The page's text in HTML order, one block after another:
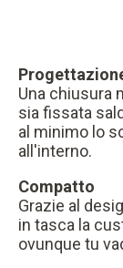
Una chiusura
sia fissata
al minimo lo
all'interno.
Compatto
Grazie al
in tasca la
ovunque tu